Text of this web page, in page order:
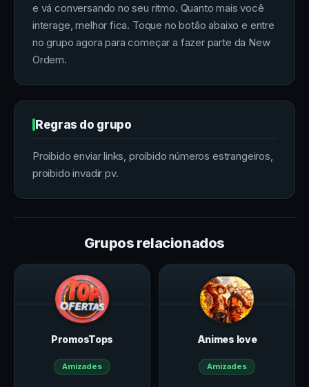
e vá conversando no seu ritmo. Quanto mais você
interage, melhor fica. Toque no botão abaixo e entre
no grupo agora para começar a fazer parte da New
Ordem.
Regras do grupo
Proibido enviar links, proibido números estrangeiros,
proibido invadir pv.
Grupos relacionados
PromosTops
Amizades
Animes love
Amizades